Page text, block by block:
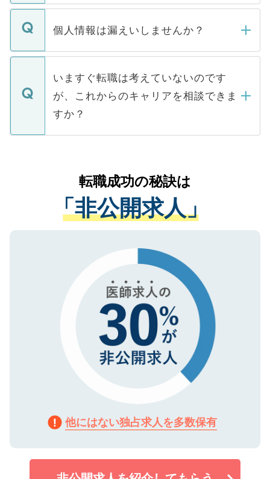
ません。
■応募殺到を避けるため 人気のある医療機
関を公にしてしまうと、応募が殺到する場
に、医療機関が求める条件に合った人材の
みを人材紹介会社に依頼するケースが増え
ています。
転職・入職を強要することは一切ありませ
ん。また、仮に応募先から内定をいただい
定を承諾する必要はありません。内定先へ
の辞退の連絡はキャリアパートナーが行い
個人情報は漏えいしませんか？
個人情報が漏えいすることはありませんの
で、ご安心ください。当サイトからの登録
などで収集したご登録者様の個人情報は、
ご本人のキャリアアップおよび転職活動の
支援を目的に使用いたします。お預かりし
ているすべての個人データはご本人の許可
は、個人情報の取り扱いについての厳密な
管理基準を満たした事業者のみに付与され
る、プライバシーマークを取得済みです。
で、機密保持に関してもご安心ください。
いますぐ転職は考えていないのです
が、これからのキャリアを相談できま
すか？
かがいして、現在の医療機関の状況や紹介
経験をまじえながら、適切なアドバイスを
させていただきます。すぐにご転職をされ
ない方には、長期的なサポートが可能です
ので、まずはご登録ください。
転職成功の秘訣は
「非公開求人」
他にはない独占求人を多数保有